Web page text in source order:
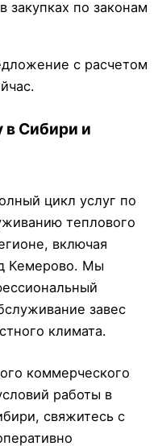
закупках по законам
с расчетом
в Сибири и
цикл услуг по
теплового
включая
Кемерово. Мы
завес
климата.
коммерческого
работы в
свяжитесь с